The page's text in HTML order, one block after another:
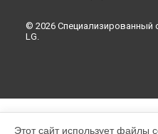
© 2026 Специализированный
LG.
Этот сайт использует файлы